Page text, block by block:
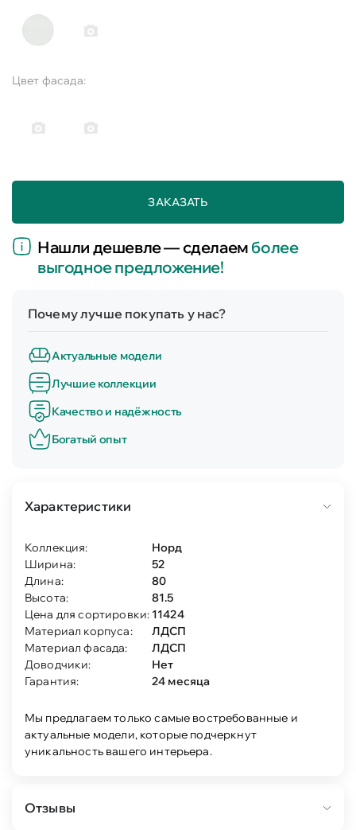
Цвет фасада:
ЗАКАЗАТЬ
Нашли дешевле — сделаемболее
выгодное предложение!
Почему лучше покупать у нас?
Актуальные модели
Лучшие коллекции
Качество и надёжность
Богатый опыт
Характеристики
Коллекция:
Норд
Ширина:
52
Длина:
80
Высота:
81.5
Цена для сортировки: 11424
Материал корпуса:
ЛДСП
Материал фасада:
ЛДСП
Доводчики:
Нет
Гарантия:
24 месяца
Мы предлагаем только самые востребованные и
актуальные модели, которые подчеркнут
уникальность вашего интерьера.
Отзывы